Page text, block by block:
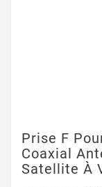
Prise F
Coaxial
Satellite À